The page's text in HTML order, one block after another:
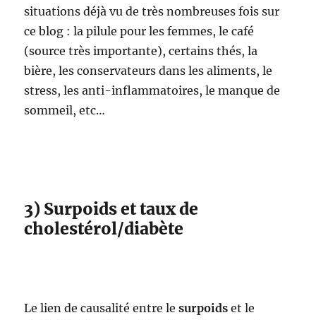
situations déjà vu de très nombreuses fois sur
ce blog : la pilule pour les femmes, le café
(source très importante), certains thés, la
bière, les conservateurs dans les aliments, le
stress, les anti-inflammatoires, le manque de
sommeil, etc…
3) Surpoids et taux de
cholestérol/diabète
Le lien de causalité entre lesurpoids et le